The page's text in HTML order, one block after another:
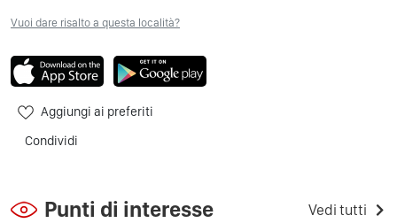
Vuoi dare risalto a questa località?
Aggiungi ai preferiti
Condividi
Punti di interesse Vedi tutti